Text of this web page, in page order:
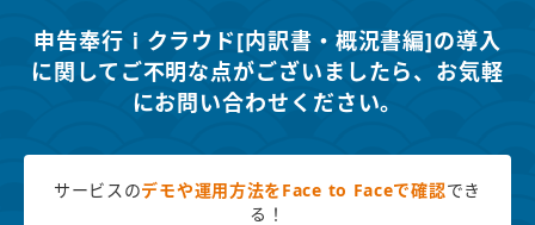
申告奉行ｉクラウド[内訳書・概況書編]の導入
に関してご不明な点がございましたら、 お気軽
にお問い合わせください。
サービスのデモや運用方法を Face to Faceで確認 でき
る！